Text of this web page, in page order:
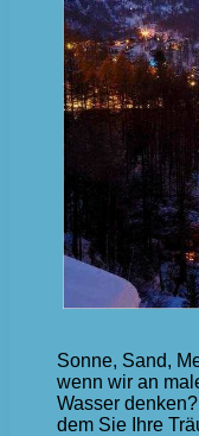
Sonne, Sand,
wenn wir an
Wasser
dem Sie Ihre